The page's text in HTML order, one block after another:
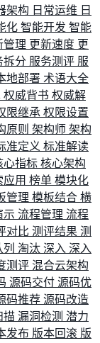
架构 日常运维 日
化 智能开发 智能
管理 更新速度 更
拆分 服务测评 服
地部署 术语大全
权威背书 权威解
限继承 权限设置
原则 架构师 架构
准定义 标准解读
心指标 核心架构
应用 榜单 模块化
管理 模板结合 横
示 流程管理 流程
对比 测评结果 测
淘汰 深入 深入
测评 混合云架构
源码交付 源码优
码推荐 源码改造
描 漏洞检测 潜力
发布 版本回滚 版